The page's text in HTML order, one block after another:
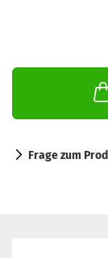
Frage zum